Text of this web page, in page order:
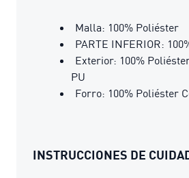
Malla: 100% Poliéster
PARTE INFERIOR:
Exterior: 100%
PU
Forro: 100% Poliéster
INSTRUCCIONES DE